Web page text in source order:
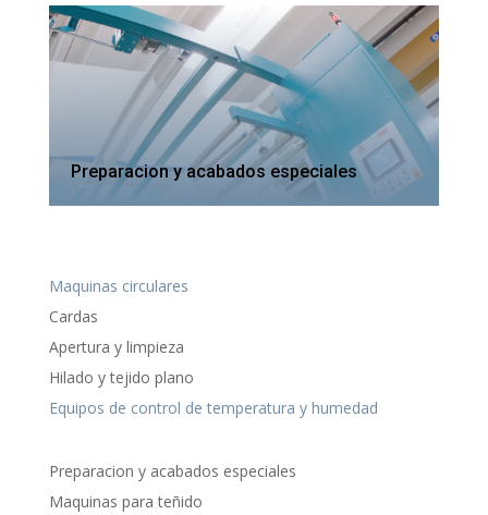
Preparacion y acabados especiales
Maquinas circulares
Cardas
Apertura y limpieza
Hilado y tejido plano
Equipos de control de temperatura y humedad
Preparacion y acabados especiales
Maquinas para teñido